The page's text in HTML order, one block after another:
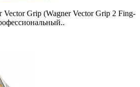
Vector Grip (Wagner Vector Grip 2 Fing-